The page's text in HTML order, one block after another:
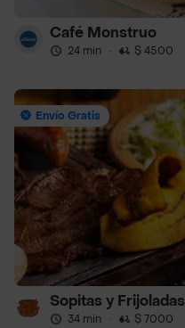
Café Monstruo
24 min · $ 4500
Envío Gratis
Sopitas y Frijoladas
34 min · $ 7000